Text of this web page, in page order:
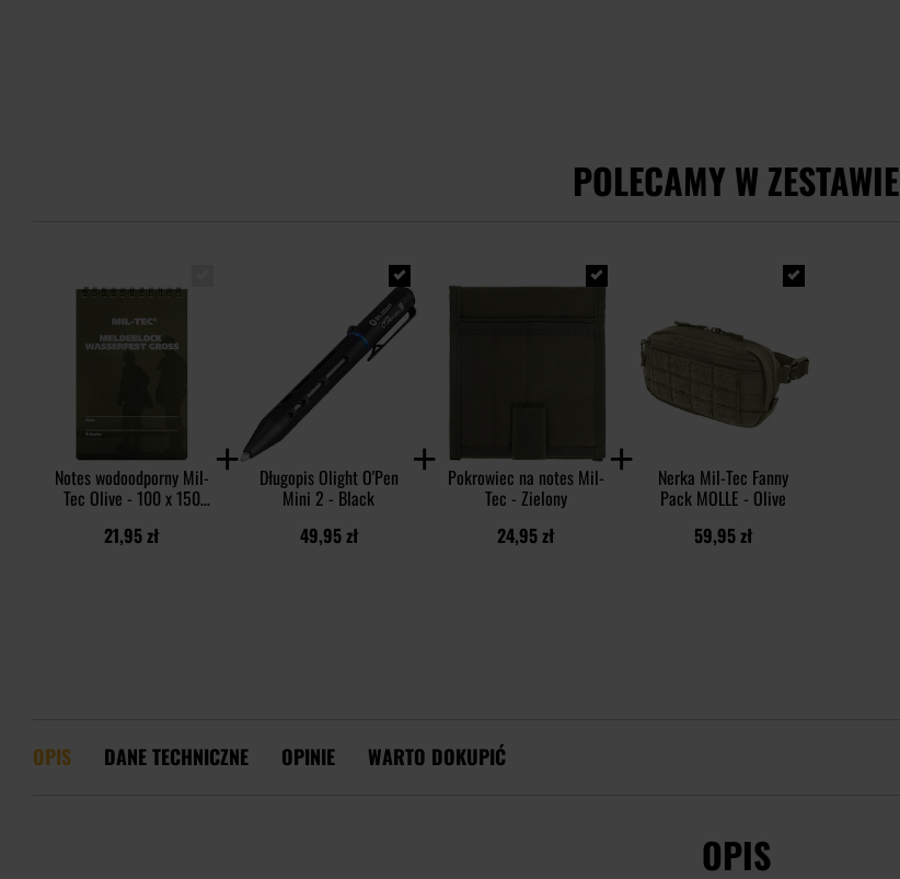
POLECAMY W ZESTAWIE
Notes wodoodporny Mil-
Tec Olive - 100 x 150
21,95 zł
Długopis Olight O'Pen
Mini 2 - Black
49,95 zł
Pokrowiec na notes Mil-
Tec - Zielony
24,95 zł
Nerka Mil-Tec Fanny
Pack MOLLE - Olive
59,95 zł
OPIS DANE TECHNICZNE OPINIE WARTO DOKUPIĆ
OPIS